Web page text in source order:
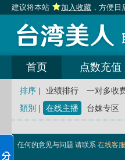
建议将本站 加入收藏 ，方便日
首页 点数充值
排序 | 业绩排行 一对多收
類別 |
在线主播 台妹专区
任何的意见与问题 请联系 在线客服